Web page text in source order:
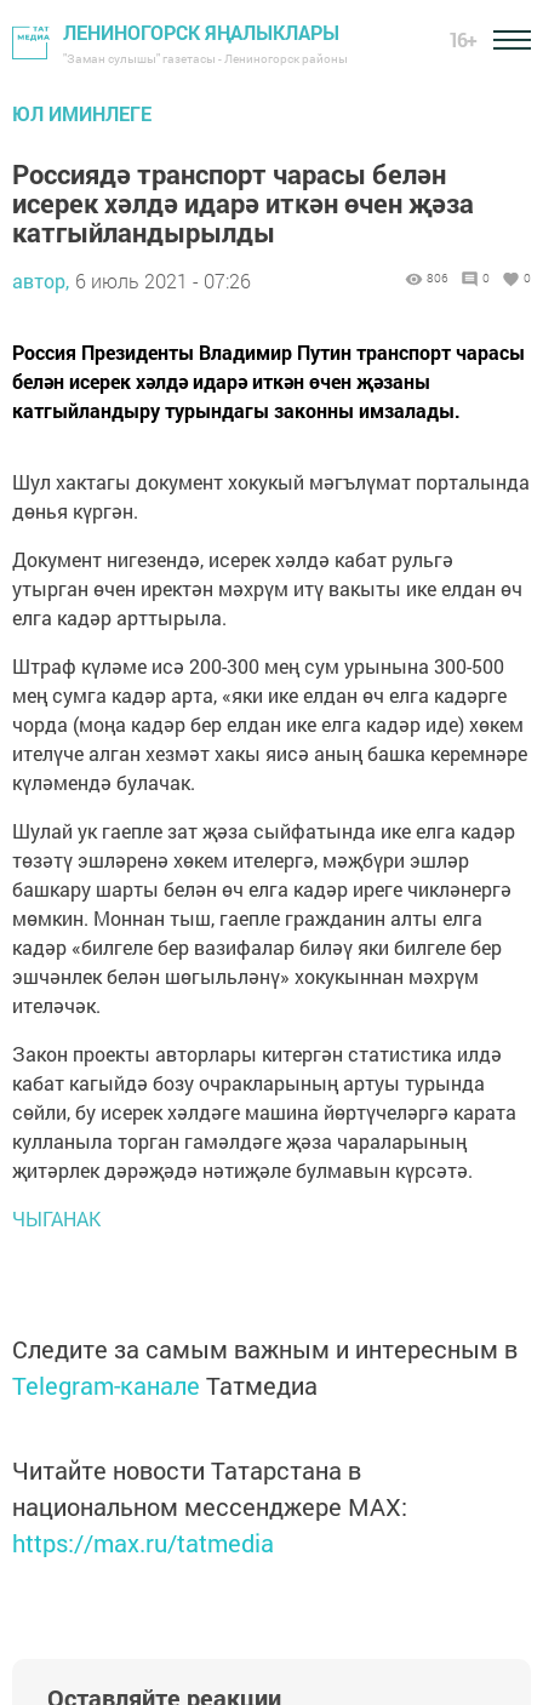
ЛЕНИНОГОРСК ЯҢАЛЫКЛАРЫ
"Заман сулышы" газетасы - Лениногорск районы
16+
ЮЛ ИМИНЛЕГЕ
Россиядә транспорт чарасы белән
исерек хәлдә идарә иткән өчен җәза
катгыйландырылды
автор, 6 июль 2021 - 07:26 806 0 0
Россия Президенты Владимир Путин транспорт чарасы
белән исерек хәлдә идарә иткән өчен җәзаны
катгыйландыру турындагы законны имзалады.
Шул хактагы документ хокукый мәгълүмат порталында
дөнья күргән.
Документ нигезендә, исерек хәлдә кабат рульгә
утырган өчен иректән мәхрүм итү вакыты ике елдан өч
елга кадәр арттырыла.
Штраф күләме исә 200-300 мең сум урынына 300-500
мең сумга кадәр арта, «яки ике елдан өч елга кадәрге
чорда (моңа кадәр бер елдан ике елга кадәр иде) хөкем
ителүче алган хезмәт хакы яисә аның башка керемнәре
күләмендә булачак.
Шулай ук гаепле зат җәза сыйфатында ике елга кадәр
төзәтү эшләренә хөкем ителергә, мәҗбүри эшләр
башкару шарты белән өч елга кадәр иреге чикләнергә
мөмкин. Моннан тыш, гаепле гражданин алты елга
кадәр «билгеле бер вазифалар биләү яки билгеле бер
эшчәнлек белән шөгыльләнү» хокукыннан мәхрүм
ителәчәк.
Закон проекты авторлары китергән статистика илдә
кабат кагыйдә бозу очракларының артуы турында
сөйли, бу исерек хәлдәге машина йөртүчеләргә карата
кулланыла торган гамәлдәге җәза чараларының
җитәрлек дәрәҗәдә нәтиҗәле булмавын күрсәтә.
ЧЫГАНАК
Следите за самым важным и интересным в
Telegram-канале Татмедиа
Читайте новости Татарстана в
национальном мессенджере MАХ:
https://max.ru/tatmedia
Оставляйте реакции